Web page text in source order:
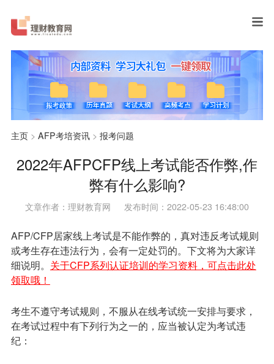
主页> AFP考培资讯> 报考问题
2022年AFPCFP线上考试能否作弊,作
弊有什么影响?
文章作者：理财教育网 发布时间：2022-05-23 16:48:00
AFP/CFP居家线上考试是不能作弊的，真对违反考试规则
或考生存在违法行为，会有一定处罚的。下文将为大家详
细说明。 关于CFP系列认证培训的学习资料，可点击此处
领取哦！
考生不遵守考试规则，不服从在线考试统一安排与要求，
在考试过程中有下列行为之一的，应当被认定为考试违
纪：